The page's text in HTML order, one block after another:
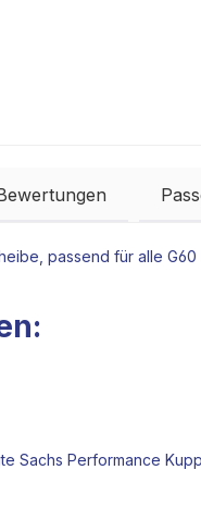
passend für alle G60
:
Sachs Performance